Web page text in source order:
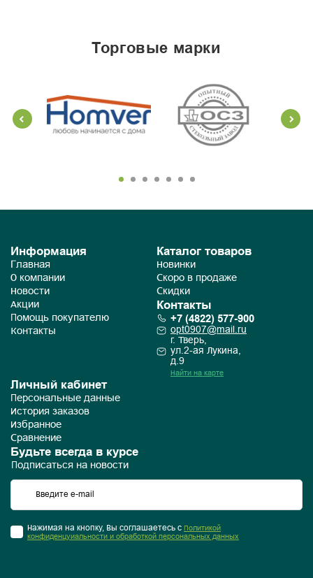
торговые марки
Информация
Главная
О компании
Новости
Акции
Помощь покупателю
Контакты
Каталог товаров
Новинки
Скоро в продаже
Скидки
Контакты
+7 (4822) 577-900
opt0907@mail.ru
г. Тверь,
ул.2-ая Лукина,
д.9
Найти на карте
Личный кабинет
Персональные данные
История заказов
Избранное
Сравнение
Будьте всегда в курсе
Подписаться на новости
Нажимая на кнопку, Вы соглашаетесь с Политикой
конфиденцуиальности и обработкой персональных данных